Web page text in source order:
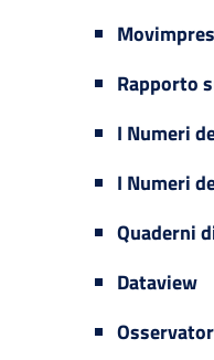
Rapporto
I Numeri
I Numeri
Quaderni
Dataview